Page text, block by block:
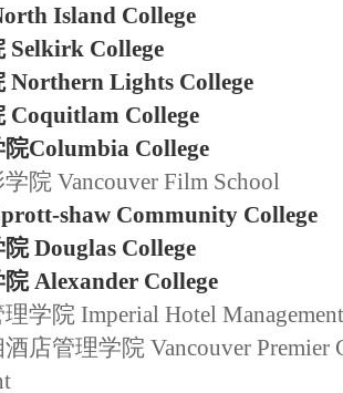
Island College
Selkirk College
Northern Lights College
Coquitlam College
Columbia College
院 Vancouver Film School
shaw Community College
Douglas College
Alexander College
学院 Imperial Hotel
店管理学院 Vancouver Premier